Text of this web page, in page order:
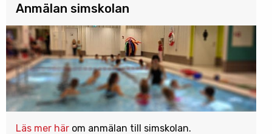
Anmälan simskolan
Läs mer här om anmälan till simskolan.